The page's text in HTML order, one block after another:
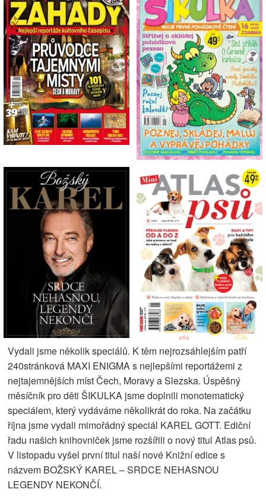
Vydali jsme několik speciálů. K těm nejrozsáhlejším patří
240stránková MAXI ENIGMA s nejlepšími reportážemi z
nejtajemnějších míst Čech, Moravy a Slezska. Úspěšný
měsíčník pro děti ŠIKULKA jsme doplnili monotematický
speciálem, který vydáváme několikrát do roka. Na začátku
října jsme vydali mimořádný speciál KAREL GOTT. Ediční
řadu našich knihovniček jsme rozšířili o nový titul Atlas psů.
V listopadu vyšel první titul naší nové Knižní edice s
názvem BOŽSKÝ KAREL – SRDCE NEHASNOU
LEGENDY NEKONČÍ.